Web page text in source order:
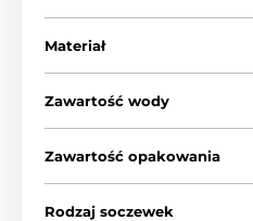
Materiał
Zawartość wody
Zawartość opakowania
Rodzaj soczewek